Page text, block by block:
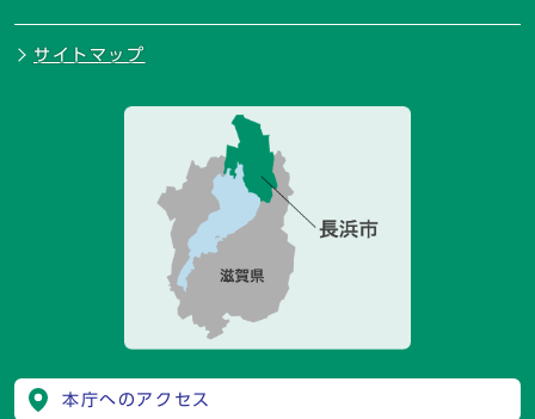
サイトマップ
本庁へのアクセス